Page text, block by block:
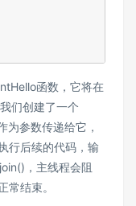
函数，它将在
们创建了一个
参数传递给它，
行后续的代码，输
，主线程会阻
常结束。